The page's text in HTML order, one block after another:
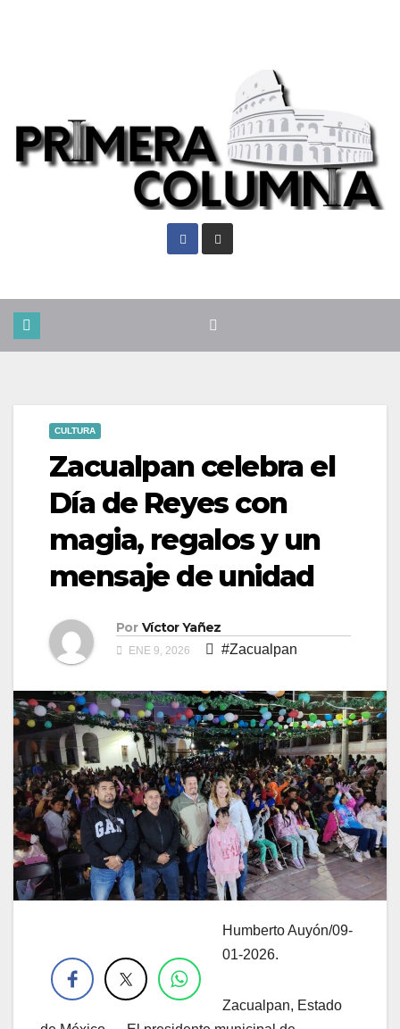
CULTURA
Zacualpan celebra el
Día de Reyes con
magia, regalos y un
mensaje de unidad
Por Víctor Yañez
ENE 9, 2026 #Zacualpan
Humberto Auyón/09-
01-2026.
Zacualpan, Estado